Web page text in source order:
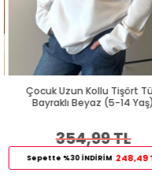
Çocuk Uzun Kollu Tişört
Bayraklı Beyaz (5-14 Yaş)
354,99 TL
Sepette %30 İNDİRİM 248,49